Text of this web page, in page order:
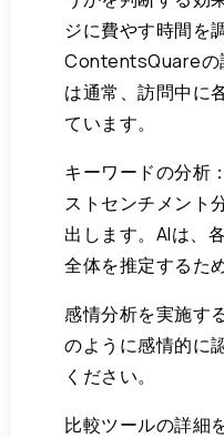
ジに費やす時間を
ContentsQuareの
は通常、訪問中に
ています。
キーワードの分析
ストセンチメント
出します。AIは、
全体を推定するた
感情分析を実施す
のように感情的に
ください。
比較ツールの詳細